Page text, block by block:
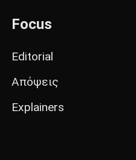
Focus
Editorial
Απόψεις
Explainers